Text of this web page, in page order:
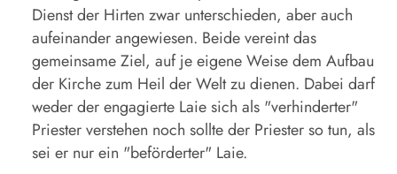
Dienst der Hirten zwar unterschieden, aber auch
aufeinander angewiesen. Beide vereint das
gemeinsame Ziel, auf je eigene Weise dem Aufbau
der Kirche zum Heil der Welt zu dienen. Dabei darf
weder der engagierte Laie sich als "verhinderter"
Priester verstehen noch sollte der Priester so tun, als
sei er nur ein "beförderter" Laie.